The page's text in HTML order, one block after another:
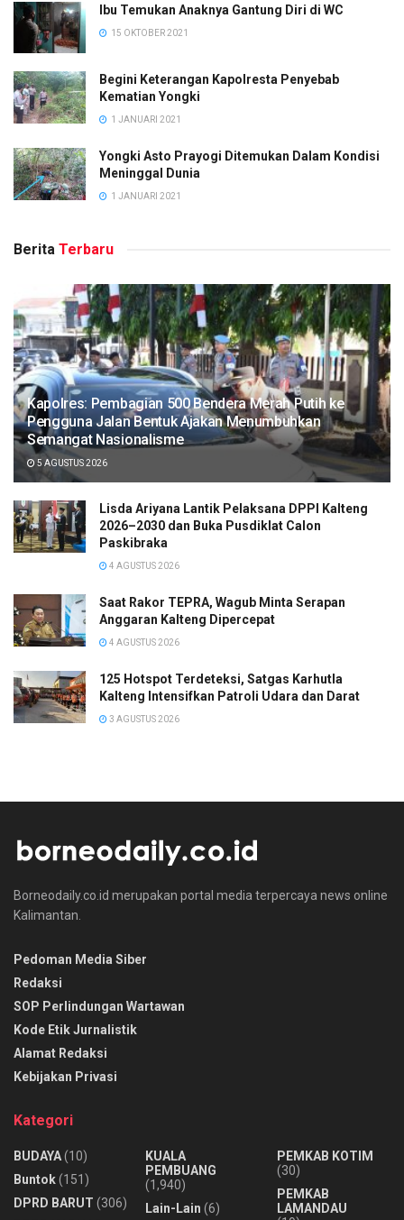
Ibu Temukan Anaknya Gantung Diri di WC
15 OKTOBER 2021
Begini Keterangan Kapolresta Penyebab
Kematian Yongki
1 JANUARI 2021
Yongki Asto Prayogi Ditemukan Dalam Kondisi
Meninggal Dunia
1 JANUARI 2021
Berita Terbaru
Kapolres: Pembagian 500 Bendera Merah Putih ke
Pengguna Jalan Bentuk Ajakan Menumbuhkan
Semangat Nasionalisme
5 AGUSTUS 2026
Lisda Ariyana Lantik Pelaksana DPPI Kalteng
2026–2030 dan Buka Pusdiklat Calon
Paskibraka
4 AGUSTUS 2026
Saat Rakor TEPRA, Wagub Minta Serapan
Anggaran Kalteng Dipercepat
4 AGUSTUS 2026
125 Hotspot Terdeteksi, Satgas Karhutla
Kalteng Intensifkan Patroli Udara dan Darat
3 AGUSTUS 2026
Borneodaily.co.id merupakan portal media terpercaya news online
Kalimantan.
Pedoman Media Siber
Redaksi
SOP Perlindungan Wartawan
Kode Etik Jurnalistik
Alamat Redaksi
Kebijakan Privasi
Kategori
BUDAYA(10)
Buntok(151)
DPRD BARUT (306)
KUALA
PEMBUANG
(1,940)
Lain-Lain (6)
PEMKAB KOTIM
(30)
PEMKAB
LAMANDAU